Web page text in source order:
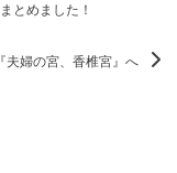
とめました！
夫婦の宮、香椎宮』へ